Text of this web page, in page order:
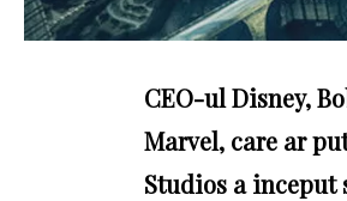
CEO-ul Disney,
Marvel, care ar
Studios a